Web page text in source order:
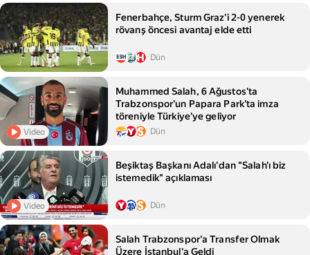
Fenerbahçe, Sturm Graz'i 2-0 yenerek
rövanş öncesi avantaj elde etti
Dün
Video
Muhammed Salah, 6 Ağustos'ta
Trabzonspor'un Papara Park'ta imza
töreniyle Türkiye'ye geliyor
Dün
Video
Beşiktaş Başkanı Adalı'dan "Salah'ı biz
istemedik" açıklaması
Dün
Salah Trabzonspor'a Transfer Olmak
Üzere İstanbul'a Geldi